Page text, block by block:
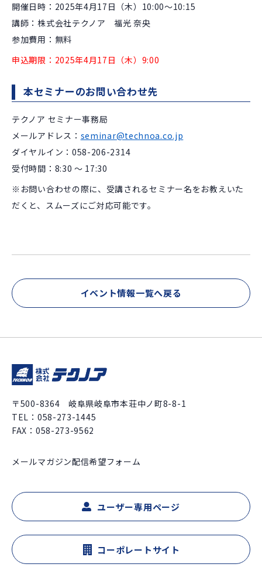
開催日時：2025年4月17日（木）10:00～10:15
講師：株式会社テクノア 福光 奈央
参加費用：無料
申込期限：2025年4月17日（木）9:00
本セミナーのお問い合わせ先
テクノア セミナー事務局
メールアドレス： seminar@technoa.co.jp
ダイヤルイン：058-206-2314
受付時間：8:30 ～ 17:30
※お問い合わせの際に、受講されるセミナー名をお教えいた
だくと、スムーズにご対応可能です。
イベント情報一覧へ戻る
〒500-8364 岐阜県岐阜市本荘中ノ町8-8-1
TEL： 058-273-1445
FAX：058-273-9562
メールマガジン配信希望フォーム
ユーザー専用ページ
コーポレートサイト